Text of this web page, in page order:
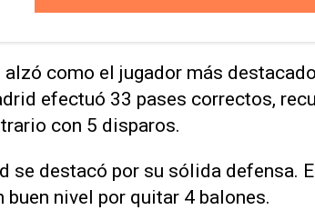
como el jugador más
efectuó 33 pases correctos,
con 5 disparos.
se destacó por su sólida defensa.
buen nivel por quitar 4 balones.